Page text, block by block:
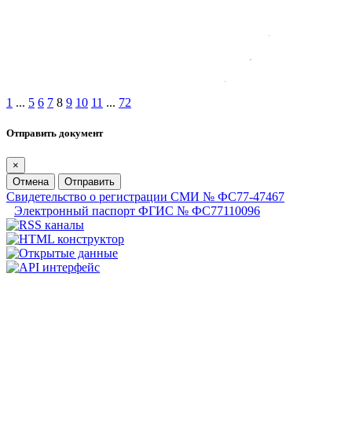
1 ... 5 6 7 8 9 10 11 ... 72
Отправить документ
×
Отмена
Отправить
Свидетельство о регистрации СМИ № ФС77-47467
Электронный паспорт ФГИС № ФС77110096